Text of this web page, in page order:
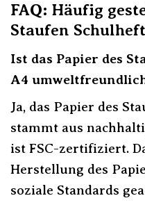
FAQ: Häufig
Staufen
Ist das Papier des
A4
Ja, das Papier des
stammt aus
ist FSC-zertifiziert.
Herstellung des
soziale Standards